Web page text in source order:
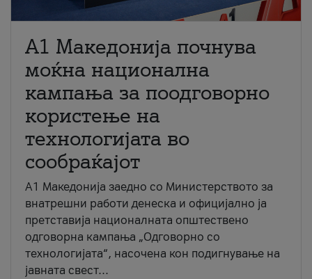
A1 Македонија почнува
моќна национална
кампања за поодговорно
користење на
технологијата во
сообраќајот
A1 Македонија заедно со Министерството за
внатрешни работи денеска и официјално ја
претставија националната општествено
одговорна кампања „Одговорно со
технологијата“, насочена кон подигнување на
јавната свест...